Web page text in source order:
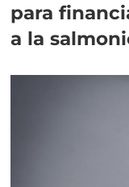
para
a la